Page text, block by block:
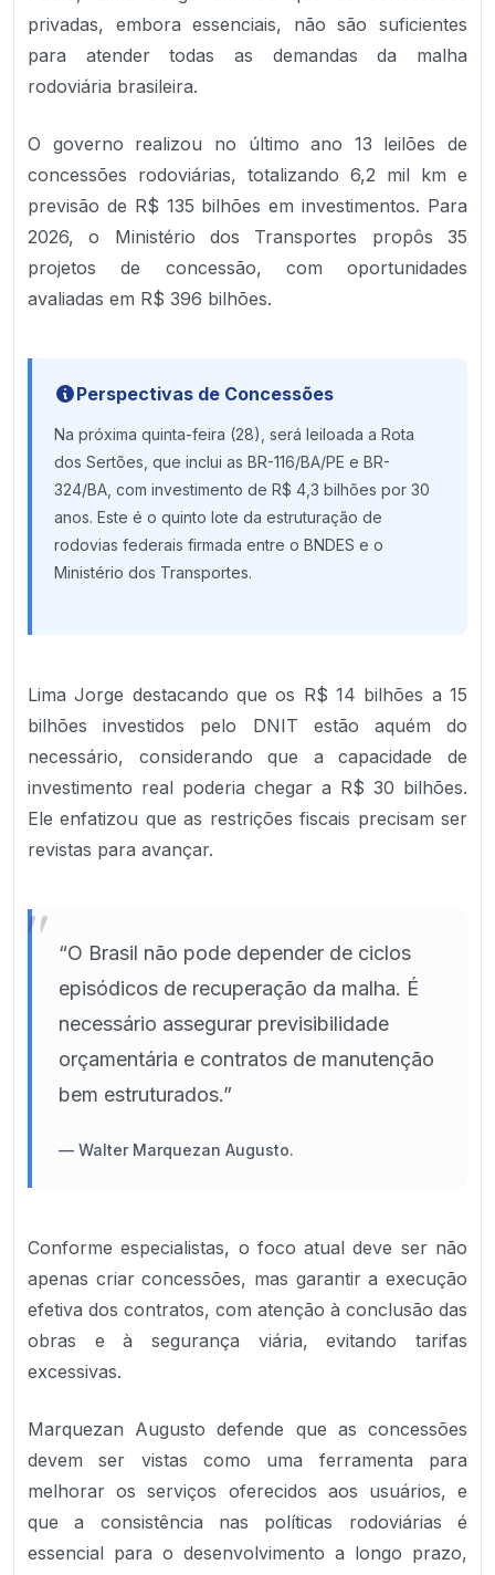
privadas, embora essenciais, não são suficientes
para atender todas as demandas da malha
rodoviária brasileira.
O governo realizou no último ano 13 leilões de
concessões rodoviárias, totalizando 6,2 mil km e
previsão de R$ 135 bilhões em investimentos. Para
2026, o Ministério dos Transportes propôs 35
projetos de concessão, com oportunidades
avaliadas em R$ 396 bilhões.
Perspectivas de Concessões
Na próxima quinta-feira (28), será leiloada a Rota
dos Sertões, que inclui as BR-116/BA/PE e BR-
324/BA, com investimento de R$ 4,3 bilhões por 30
anos. Este é o quinto lote da estruturação de
rodovias federais firmada entre o BNDES e o
Ministério dos Transportes.
Lima Jorge destacando que os R$ 14 bilhões a 15
bilhões investidos pelo DNIT estão aquém do
necessário, considerando que a capacidade de
investimento real poderia chegar a R$ 30 bilhões.
Ele enfatizou que as restrições fiscais precisam ser
revistas para avançar.
" “O Brasil não pode depender de ciclos
episódicos de recuperação da malha. É
necessário assegurar previsibilidade
orçamentária e contratos de manutenção
bem estruturados.”
— Walter Marquezan Augusto.
Conforme especialistas, o foco atual deve ser não
apenas criar concessões, mas garantir a execução
efetiva dos contratos, com atenção à conclusão das
obras e à segurança viária, evitando tarifas
excessivas.
Marquezan Augusto defende que as concessões
devem ser vistas como uma ferramenta para
melhorar os serviços oferecidos aos usuários, e
que a consistência nas políticas rodoviárias é
essencial para o desenvolvimento a longo prazo,